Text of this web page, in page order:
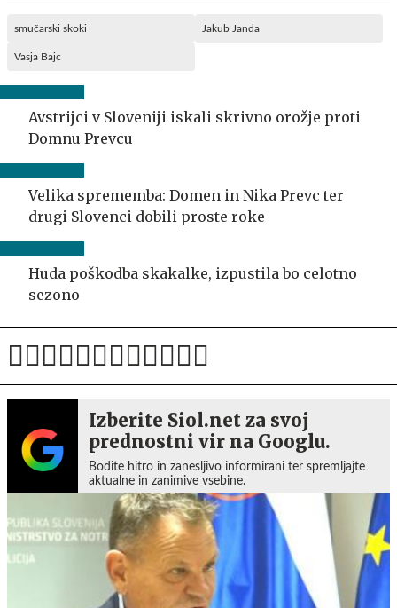
smučarski skoki Jakub Janda
Vasja Bajc
Avstrijci v Sloveniji iskali skrivno orožje proti
Domnu Prevcu
Velika sprememba: Domen in Nika Prevc ter
drugi Slovenci dobili proste roke
Huda poškodba skakalke, izpustila bo celotno
sezono
Izberite Siol.net za svoj
prednostni vir na Googlu.
Bodite hitro in zanesljivo informirani ter spremljajte
aktualne in zanimive vsebine.